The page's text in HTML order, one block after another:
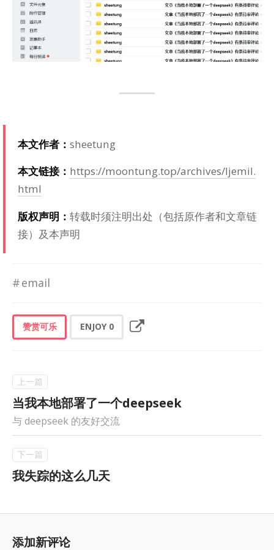
本文作者： shee­tung
本文链接： https://moontung.top/archives/ljemil.
html
版权声明： 转载时须注明出处（包括原作者和文章链
接）及本声明
email
赞赏可乐 ENJOY 0
当我本地部署了一个deepseek
与 deepseek 的友好交流
我失踪的这么几天
添加新评论